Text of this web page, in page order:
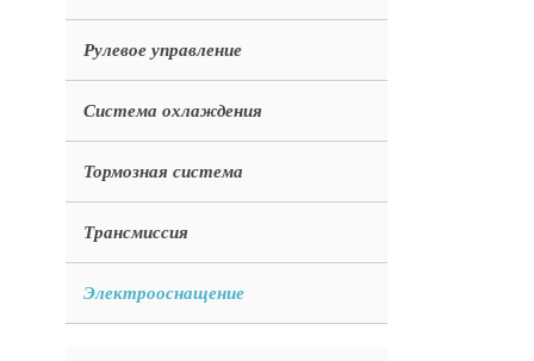
Рулевое управление
Система охлаждения
Тормозная система
Трансмиссия
Электрооснащение